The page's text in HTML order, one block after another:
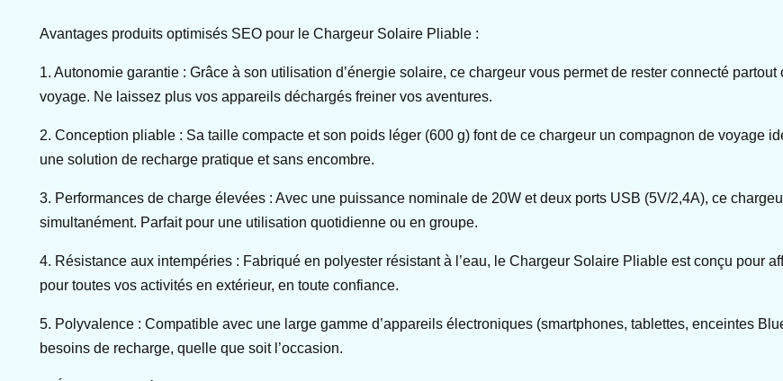
Avantages produits optimisés SEO pour le Chargeur Solaire Pliable :
1. Autonomie garantie : Grâce à son utilisation d’énergie solaire, ce chargeur vous permet de rester connecté
voyage. Ne laissez plus vos appareils déchargés freiner vos aventures.
2. Conception pliable : Sa taille compacte et son poids léger (600 g) font de ce chargeur un compagnon de voyage
une solution de recharge pratique et sans encombre.
3. Performances de charge élevées : Avec une puissance nominale de 20W et deux ports USB (5V/2,4A), ce
simultanément. Parfait pour une utilisation quotidienne ou en groupe.
4. Résistance aux intempéries : Fabriqué en polyester résistant à l’eau, le Chargeur Solaire Pliable est conçu pour
pour toutes vos activités en extérieur, en toute confiance.
5. Polyvalence : Compatible avec une large gamme d’appareils électroniques (smartphones, tablettes, enceintes
besoins de recharge, quelle que soit l’occasion.